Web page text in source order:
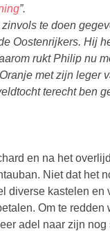
”.
te doen
Oostenrijkers. Hij
rukt Philip nu
met zijn leger
terecht ben
en na het
Niet dat het
diverse kastelen
Om te
adel naar zijn